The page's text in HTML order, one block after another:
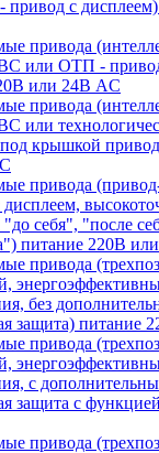
привод с
привода
или ОТП -
или 24В AC
привода
или
под крышкой
привода
дисплеем,
"до себя", "после
питание 220В
привода
без
защита) питание
привода
с
защита с
привода